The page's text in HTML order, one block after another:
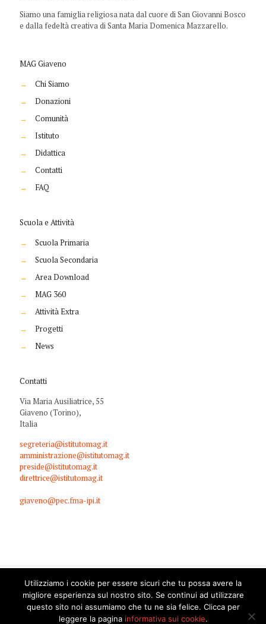
Siamo una famiglia religiosa nata dal cuore di San Giovanni Bosco
e dalla fedeltà creativa di Santa Maria Domenica Mazzarello.
MAG Giaveno
→
Chi Siamo
→
Donazioni
→
Comunità
→
Istituto
→
Didattica
→
Contatti
→
FAQ
Scuola e Attività
→
Scuola Primaria
→
Scuola Secondaria
→
Area Download
→
MAG 360
→
Attività Extra
→
Progetti
→
News
Contatti
Via Maria Ausiliatrice, 55
Giaveno (Torino),
Italia
segreteria@istitutomag.it
amministrazione@istitutomag.it
preside@istitutomag.it
direttrice@istitutomag.it
giaveno@pec.fma-ipi.it
© 2019 MAG - Istituto Maria Ausiliatrice Giaveno. Tutti i diritti
Utilizziamo i cookie per essere sicuri che tu possa avere la
migliore esperienza sul nostro sito. Se continui ad utilizzare
questo sito noi assumiamo che tu ne sia felice. Clicca per
leggere la pagina informativa sui cookie.